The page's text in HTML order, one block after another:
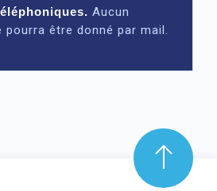
Aucun
pourra être donné par mail.